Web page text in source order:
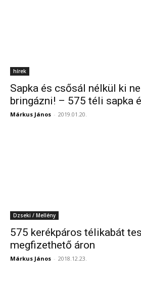
hírek
Sapka és csősál nélkül ki
bringázni! – 575 téli sapka
Márkus János - 2019.01.20.
Dzseki / Mellény
575 kerékpáros télikabát
megfizethető áron
Márkus János - 2018.12.23.